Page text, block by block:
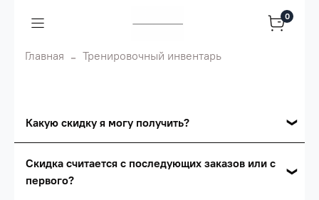
0
Главная Тренировочный инвентарь
Какую скидку я могу получить?
Сумма скидки зависит от стоимости вашего
Скидка считается с последующих заказов или с
первого?